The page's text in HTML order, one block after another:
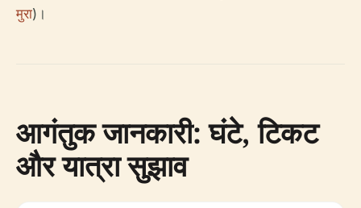
मुरा)।
आगंतुक जानकारी: घंटे, टिकट
और यात्रा सुझाव